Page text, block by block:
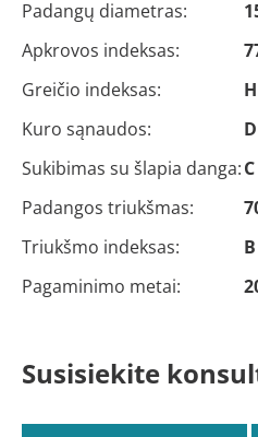
Padangų diametras:
Apkrovos indeksas:
Greičio indeksas:
H
Kuro sąnaudos:
D
Sukibimas su šlapia danga:C
Padangos triukšmas:
Triukšmo indeksas:
B
Pagaminimo metai:
Susisiekite